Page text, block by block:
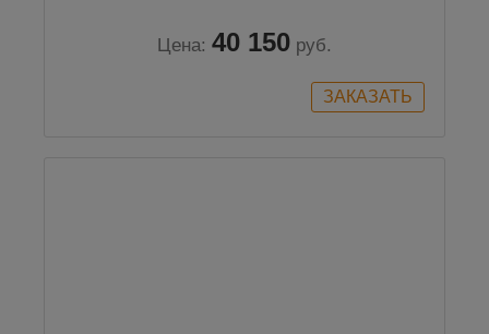
Цена: 40 150 руб.